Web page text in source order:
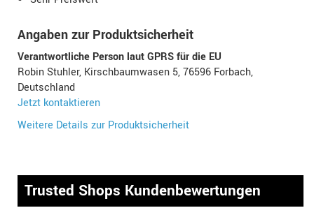
Angaben zur Produktsicherheit
Verantwortliche Person laut GPRS für die EU
Robin Stuhler, Kirschbaumwasen 5, 76596 Forbach,
Deutschland
Jetzt kontaktieren
Weitere Details zur Produktsicherheit
Trusted Shops Kundenbewertungen